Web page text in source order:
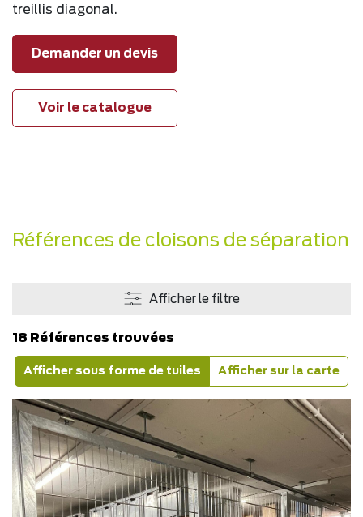
treillis diagonal.
Demander un devis
Voir le catalogue
Références de cloisons de séparation
Afficher le filtre
18 Références trouvées
Afficher sous forme de tuiles Afficher sur la carte